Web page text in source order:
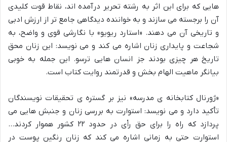
هایی که برای این اثر به رشته تحریر درآمده اند، نقاط قوت کلیدی
آن را برجسته می سازند و به خواننده دیدگاهی جامع تر از ارزش ادبی
و تاریخی آن می دهند. «استارد ریویو» با نگارشی قوی و واضح، به
شجاعت و پایداری زنان اشاره می کند و می نویسد: این زنان محق
تاریخ هر چیزی بودند جز انسان هایی ترسو. این جمله به خوبی
بیانگر ماهیت الهام بخش و قدرتمند روایت کتاب است.
«ژورنال کتابخانه ی مدرسه» نیز بر گستره ی تحقیقات نویسندگان
تأکید دارد و می نویسد: استوارت به بررسی زنان و جنبش هایی می
پردازد که راه را برای حق رأی در حدود ۲۲ کشور هموار کردند…
استوارت حتی به زمانی اشاره می کند که زنان رنگین پوست در